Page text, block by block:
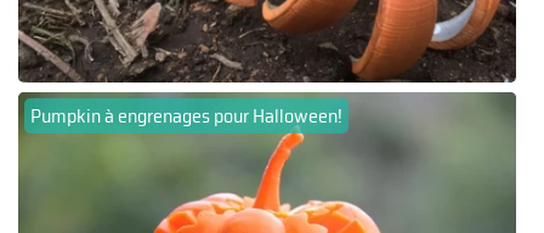
Pumpkin à engrenages pour Halloween!